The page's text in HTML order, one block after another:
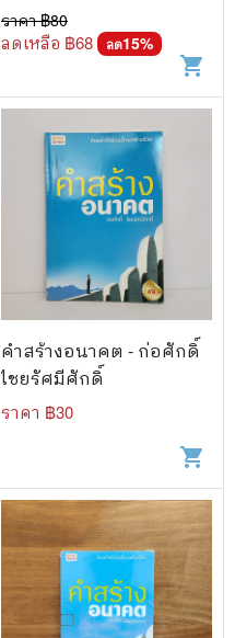
ราคา ฿80
ลดเหลือ ฿68 ลด15%
shopping_cart
คำสร้างอนาคต - ก่อศักดิ์
ไชยรัศมีศักดิ์
ราคา ฿30
shopping_cart